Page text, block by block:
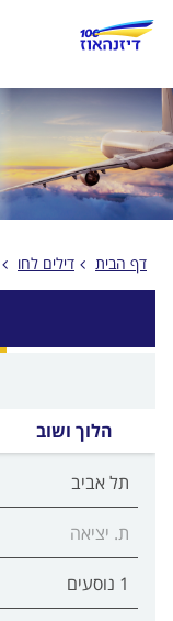
דף הבית דילים לחו
הלוך ושוב